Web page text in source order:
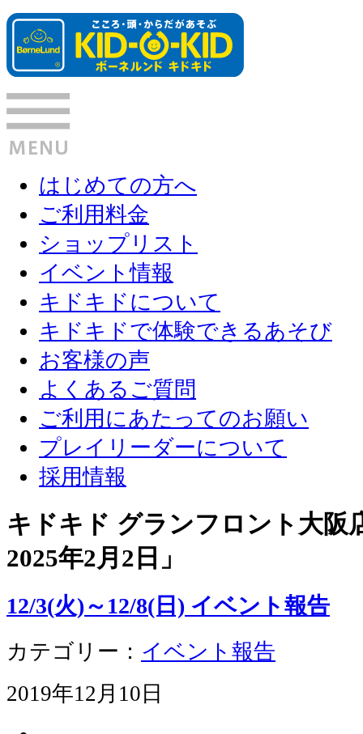
はじめての方へ
ご利用料金
ショップリスト
イベント情報
キドキドについて
キドキドで体験できるあそび
お客様の声
よくあるご質問
ご利用にあたってのお願い
プレイリーダーについて
採用情報
キドキド グランフロント大
2025年2月2日 」
12/3(火)～12/8(日) イベント報告
カテゴリー： イベント報告
2019年12月10日